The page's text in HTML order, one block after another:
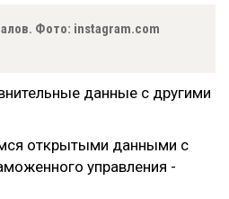
Фото: instagram.com
данные с другими
открытыми данными с
управления -